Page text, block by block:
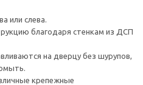
или слева.
благодаря стенкам из ДСП
на дверцу без шурупов,
крепежные